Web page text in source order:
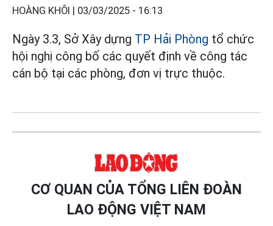
HOÀNG KHÔI | 03/03/2025 - 16:13
Ngày 3.3, Sở Xây dựng TP Hải Phòng tổ chức
hội nghị công bố các quyết định về công tác
cán bộ tại các phòng, đơn vị trực thuộc.
CƠ QUAN CỦA TỔNG LIÊN ĐOÀN
LAO ĐỘNG VIỆT NAM